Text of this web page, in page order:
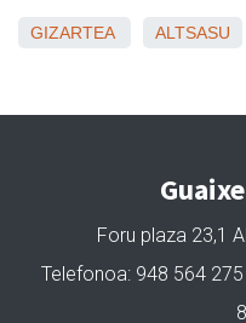
GIZARTEA ALTSASU
Foru plaza 23,1
Telefonoa: 948 564